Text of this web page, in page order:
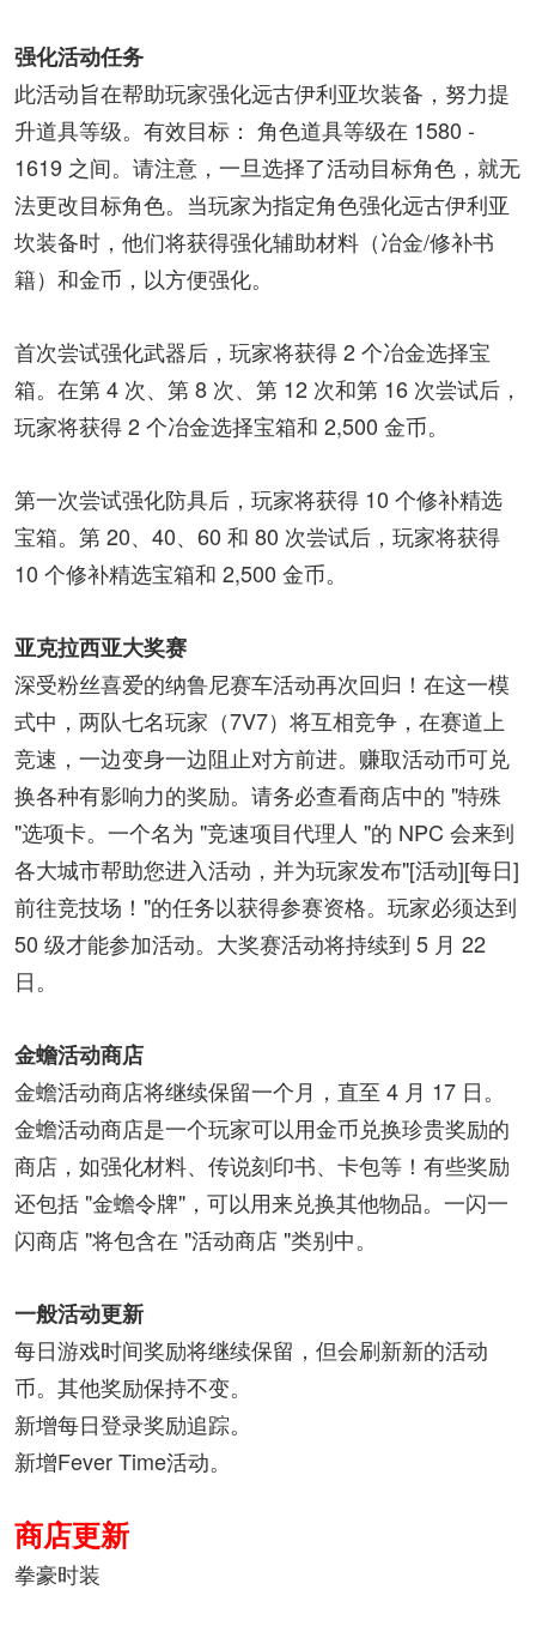
强化活动任务
此活动旨在帮助玩家强化远古伊利亚坎装备，努力提
升道具等级。有效目标： 角色道具等级在 1580 -
1619 之间。请注意，一旦选择了活动目标角色，就无
法更改目标角色。当玩家为指定角色强化远古伊利亚
坎装备时，他们将获得强化辅助材料（冶金/修补书
籍）和金币，以方便强化。
首次尝试强化武器后，玩家将获得 2 个冶金选择宝
箱。在第 4 次、第 8 次、第 12 次和第 16 次尝试后，
玩家将获得 2 个冶金选择宝箱和 2,500 金币。
第一次尝试强化防具后，玩家将获得 10 个修补精选
宝箱。第 20、40、60 和 80 次尝试后，玩家将获得
10 个修补精选宝箱和 2,500 金币。
亚克拉西亚大奖赛
深受粉丝喜爱的纳鲁尼赛车活动再次回归！在这一模
式中，两队七名玩家（7V7）将互相竞争，在赛道上
竞速，一边变身一边阻止对方前进。赚取活动币可兑
换各种有影响力的奖励。请务必查看商店中的 "特殊
"选项卡。一个名为 "竞速项目代理人 "的 NPC 会来到
各大城市帮助您进入活动，并为玩家发布"[活动][每日]
前往竞技场！"的任务以获得参赛资格。玩家必须达到
50 级才能参加活动。大奖赛活动将持续到 5 月 22
日。
金蟾活动商店
金蟾活动商店将继续保留一个月，直至 4 月 17 日。
金蟾活动商店是一个玩家可以用金币兑换珍贵奖励的
商店，如强化材料、传说刻印书、卡包等！有些奖励
还包括 "金蟾令牌"，可以用来兑换其他物品。一闪一
闪商店 "将包含在 "活动商店 "类别中。
一般活动更新
每日游戏时间奖励将继续保留，但会刷新新的活动
币。其他奖励保持不变。
新增每日登录奖励追踪。
新增Fever Time活动。
商店更新
拳豪时装